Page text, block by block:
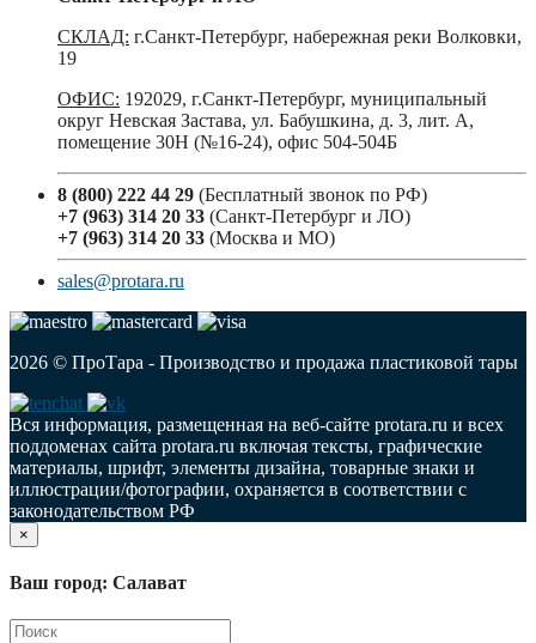
СКЛАД: г.Санкт-Петербург, набережная реки Волковки,
19
ОФИС: 192029, г.Санкт-Петербург, муниципальный
округ Невская Застава, ул. Бабушкина, д. 3, лит. А,
помещение 30Н (№16-24), офис 504-504Б
8 (800) 222 44 29 (Бесплатный звонок по РФ)
+7 (963) 314 20 33 (Санкт-Петербург и ЛО)
+7 (963) 314 20 33 (Москва и МО)
sales@protara.ru
2026 © ПроТара - Производство и продажа пластиковой тары
Вся информация, размещенная на веб-сайте protara.ru и всех
поддоменах сайта protara.ru включая тексты, графические
материалы, шрифт, элементы дизайна, товарные знаки и
иллюстрации/фотографии, охраняется в соответствии с
законодательством РФ
×
Ваш город: Салават